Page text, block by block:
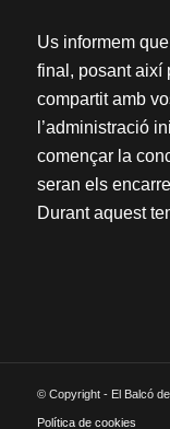
Us informem
final, posant així
compartit amb
l’administració
començar la
seran els
Durant aquest
© Copyright - El Balcó
Política de cookies